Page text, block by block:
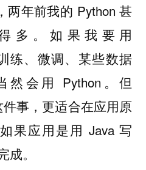
两年前我的 Python 甚
多。如果我要用
练、微调、某些数据
然会用 Python。但
事，更适合在应用原
果应用是用 Java 写
。